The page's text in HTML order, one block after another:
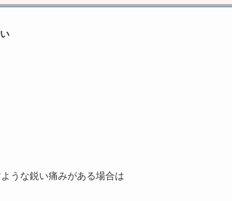
うな鋭い痛みがある場合は